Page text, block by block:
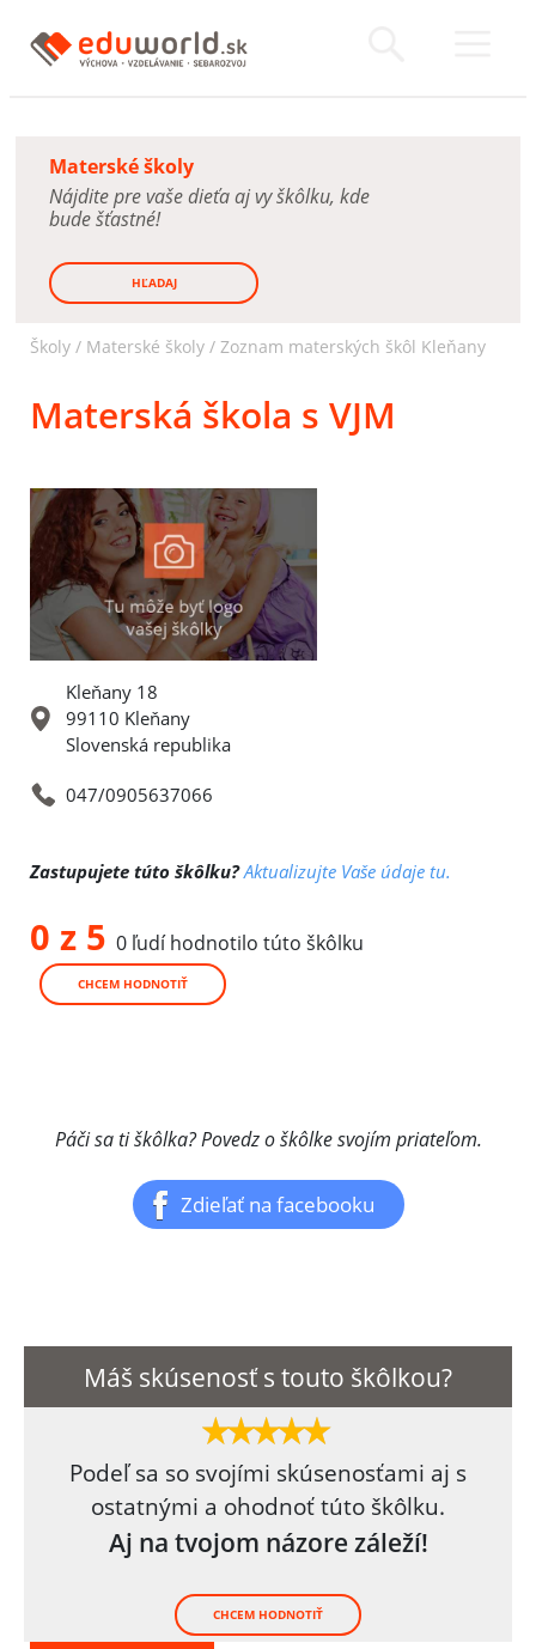
Materské školy
Nájdite pre vaše dieťa aj vy škôlku, kde
bude šťastné!
HĽADAJ
Školy / Materské školy / Zoznam materských škôl Kleňany
Materská škola s VJM
Kleňany 18
99110 Kleňany
Slovenská republika
047/0905637066
Zastupujete túto škôlku? Aktualizujte Vaše údaje tu.
0 z 5 0 ľudí hodnotilo túto škôlku
CHCEM HODNOTIŤ
Páči sa ti škôlka? Povedz o škôlke svojím priateľom.
Zdieľať na facebooku
Máš skúsenosť s touto škôlkou?
Podeľ sa so svojími skúsenosťami aj s
ostatnými a ohodnoť túto škôlku.
Aj na tvojom názore záleží!
CHCEM HODNOTIŤ